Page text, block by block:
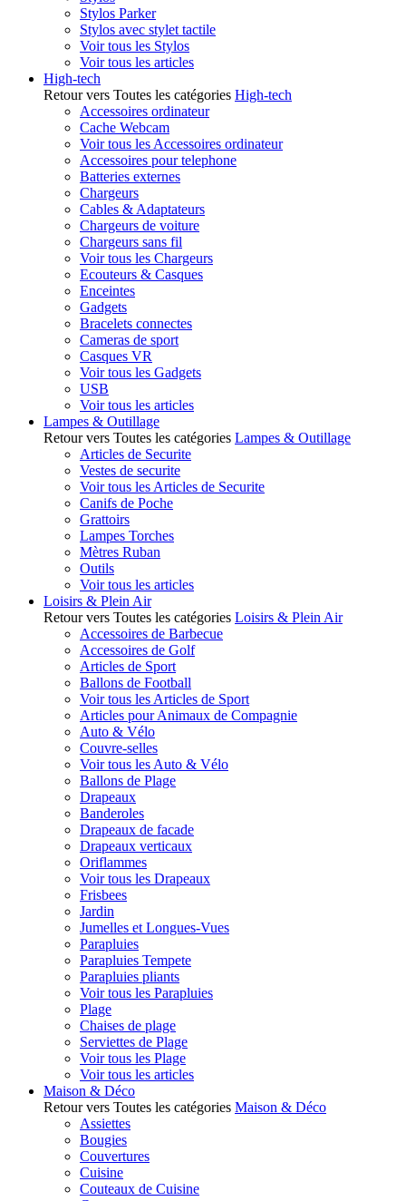
Stylos Parker
Stylos avec stylet tactile
Voir tous les Stylos
Voir tous les articles
High-tech
Retour vers Toutes les catégories High-tech
Accessoires ordinateur
Cache Webcam
Voir tous les Accessoires ordinateur
Accessoires pour telephone
Batteries externes
Chargeurs
Cables & Adaptateurs
Chargeurs de voiture
Chargeurs sans fil
Voir tous les Chargeurs
Ecouteurs & Casques
Enceintes
Gadgets
Bracelets connectes
Cameras de sport
Casques VR
Voir tous les Gadgets
USB
Voir tous les articles
Lampes & Outillage
Retour vers Toutes les catégories Lampes & Outillage
Articles de Securite
Vestes de securite
Voir tous les Articles de Securite
Canifs de Poche
Grattoirs
Lampes Torches
Mètres Ruban
Outils
Voir tous les articles
Loisirs & Plein Air
Retour vers Toutes les catégories Loisirs & Plein Air
Accessoires de Barbecue
Accessoires de Golf
Articles de Sport
Ballons de Football
Voir tous les Articles de Sport
Articles pour Animaux de Compagnie
Auto & Vélo
Couvre-selles
Voir tous les Auto & Vélo
Ballons de Plage
Drapeaux
Banderoles
Drapeaux de facade
Drapeaux verticaux
Oriflammes
Voir tous les Drapeaux
Frisbees
Jardin
Jumelles et Longues-Vues
Parapluies
Parapluies Tempete
Parapluies pliants
Voir tous les Parapluies
Plage
Chaises de plage
Serviettes de Plage
Voir tous les Plage
Voir tous les articles
Maison & Déco
Retour vers Toutes les catégories Maison & Déco
Assiettes
Bougies
Couvertures
Cuisine
Couteaux de Cuisine